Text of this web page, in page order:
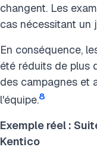
changent. Les
cas nécessitant un
En conséquence,
été réduits de plus
des campagnes et
l'équipe.8
Exemple réel :
Kentico